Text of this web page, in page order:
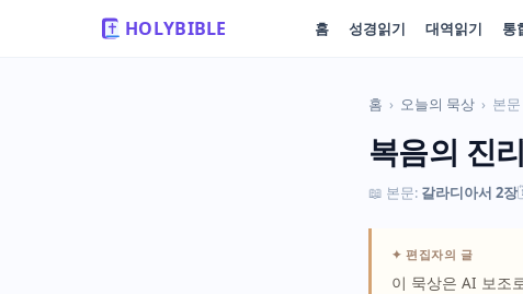
HOLYBIBLE 홈 성경읽기 대역읽기 통
홈 › 오늘의 묵상 › 본문
복음의 진
📖 본문: 갈라디아서 2장
✦ 편집자의 글
이 묵상은 AI 보조